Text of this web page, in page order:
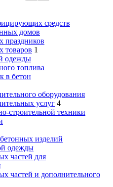
средств
домов
праздников
товаров 1
одежды
топлива
в бетон
оборудования
услуг 4
строительной техники
изделий
одежды
частей для
частей и дополнительного